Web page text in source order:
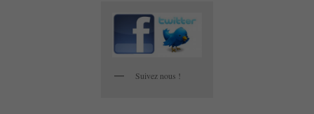
Suivez nous !